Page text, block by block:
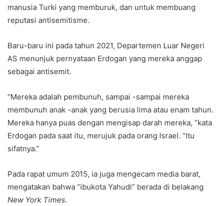
manusia Turki yang memburuk, dan untuk membuang
reputasi antisemitisme.
Baru-baru ini pada tahun 2021, Departemen Luar Negeri
AS menunjuk pernyataan Erdogan yang mereka anggap
sebagai antisemit.
“Mereka adalah pembunuh, sampai -sampai mereka
membunuh anak -anak yang berusia lima atau enam tahun.
Mereka hanya puas dengan mengisap darah mereka, ”kata
Erdogan pada saat itu, merujuk pada orang Israel. “Itu
sifatnya.”
Pada rapat umum 2015, ia juga mengecam media barat,
mengatakan bahwa “ibukota Yahudi” berada di belakang
New York Times.